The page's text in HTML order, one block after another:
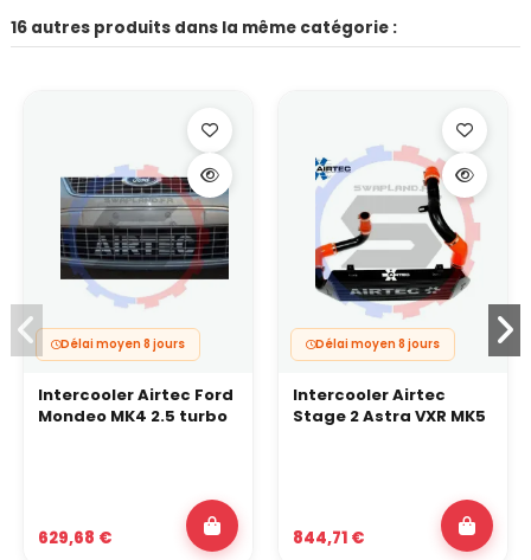
16 autres produits dans la même catégorie :
Délai moyen 8 jours
Intercooler Airtec Ford
Mondeo MK4 2.5 turbo
629,68 €
Délai moyen 8 jours
Intercooler Airtec
Stage 2 Astra VXR MK5
844,71 €